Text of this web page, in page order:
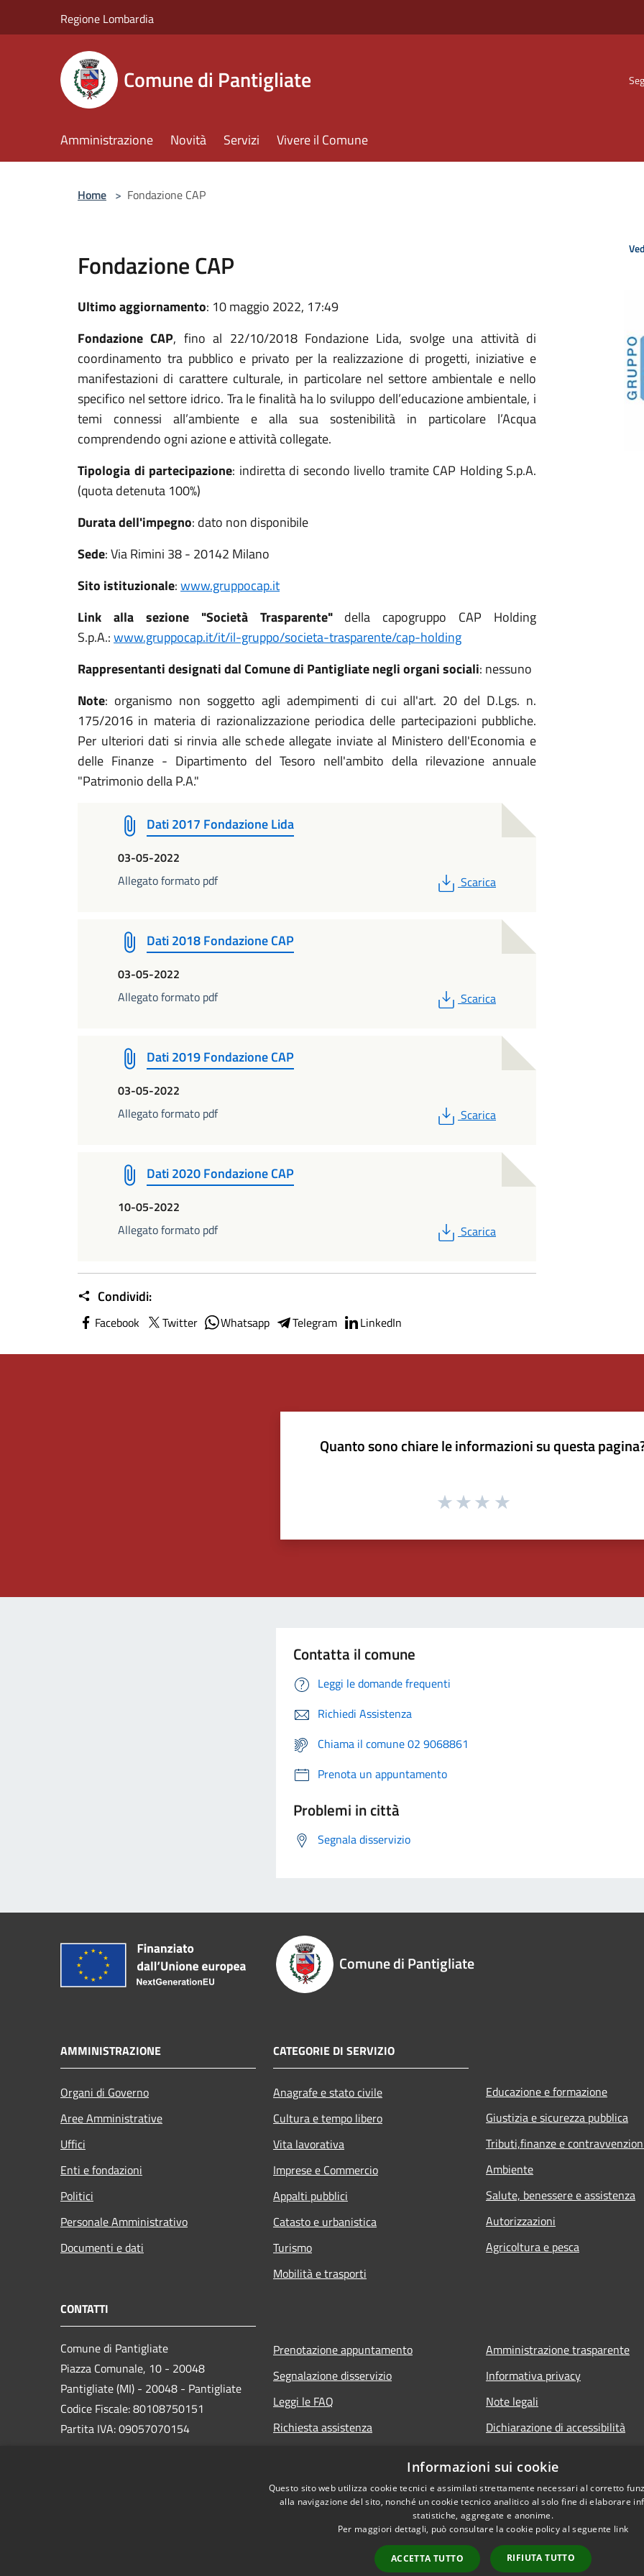
Regione Lombardia
Comune di Pantigliate
Amministrazione Novità Servizi Vivere il Comune
Home > Fondazione CAP
Fondazione CAP
Ultimo aggiornamento: 10 maggio 2022, 17:49
Fondazione CAP, fino al 22/10/2018 Fondazione Lida, svolge una attività di
coordinamento tra pubblico e privato per la realizzazione di progetti, iniziative e
manifestazioni di carattere culturale, in particolare nel settore ambientale e nello
specifico nel settore idrico. Tra le finalità ha lo sviluppo dell’educazione ambientale, i
temi connessi all’ambiente e alla sua sostenibilità in particolare l’Acqua
comprendendo ogni azione e attività collegate.
Tipologia di partecipazione: indiretta di secondo livello tramite CAP Holding S.p.A.
(quota detenuta 100%)
Durata dell'impegno: dato non disponibile
Sede: Via Rimini 38 - 20142 Milano
Sito istituzionale:www.gruppocap.it
Link alla sezione "Società Trasparente"della capogruppo CAP Holding
S.p.A.:www.gruppocap.it/it/il-gruppo/societa-trasparente/cap-holding
Rappresentanti designati dal Comune di Pantigliate negli organi sociali: nessuno
Note: organismo non soggetto agli adempimenti di cui all'art. 20 del D.Lgs. n.
175/2016 in materia di razionalizzazione periodica delle partecipazioni pubbliche.
Per ulteriori dati si rinvia alle schede allegate inviate al Ministero dell'Economia e
delle Finanze - Dipartimento del Tesoro nell'ambito della rilevazione annuale
"Patrimonio della P.A."
Dati 2017 Fondazione Lida
03-05-2022
Allegato formato pdf
PDF
Scarica
Dati 2018 Fondazione CAP
03-05-2022
Allegato formato pdf
PDF
Scarica
Dati 2019 Fondazione CAP
03-05-2022
Allegato formato pdf
PDF
Scarica
Dati 2020 Fondazione CAP
10-05-2022
Allegato formato pdf
PDF
Scarica
Condividi:
Facebook Twitter Whatsapp Telegram LinkedIn
Quanto sono chiare le informazioni su questa
Contatta il comune
Leggi le domande frequenti
Richiedi Assistenza
Chiama il comune 02 9068861
Prenota un appuntamento
Problemi in città
Segnala disservizio
Comune di Pantigliate
AMMINISTRAZIONE
Organi di Governo
Aree Amministrative
Uffici
Enti e fondazioni
Politici
Personale Amministrativo
Documenti e dati
CATEGORIE DI SERVIZIO
Anagrafe e stato civile
Cultura e tempo libero
Vita lavorativa
Imprese e Commercio
Appalti pubblici
Catasto e urbanistica
Turismo
Mobilità e trasporti
Educazione e formazione
Giustizia e sicurezza pubblica
Tributi,finanze e
Ambiente
Salute, benessere e assistenza
Autorizzazioni
Agricoltura e pesca
CONTATTI
Comune di Pantigliate
Piazza Comunale, 10 - 20048
Pantigliate (MI) - 20048 - Pantigliate
Codice Fiscale: 80108750151
Partita IVA: 09057070154
Prenotazione appuntamento
Segnalazione disservizio
Leggi le FAQ
Richiesta assistenza
Amministrazione trasparente
Informativa privacy
Note legali
Dichiarazione di accessibilità
Informazioni sui cookie
Questo sito web utilizza cookie tecnici e assimilati strettamente necessari al corretto
alla navigazione del sito, nonché un cookie tecnico analitico al solo fine di elaborare
statistiche, aggregate e anonime.
Per maggiori dettagli, può consultare la cookie policy al seguente link
ACCETTA TUTTO RIFIUTA TUTTO